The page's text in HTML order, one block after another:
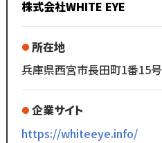
株式会社WHITE EYE
所在地
兵庫県西宮市長田町1番15
企業サイト
https://whiteeye.info/